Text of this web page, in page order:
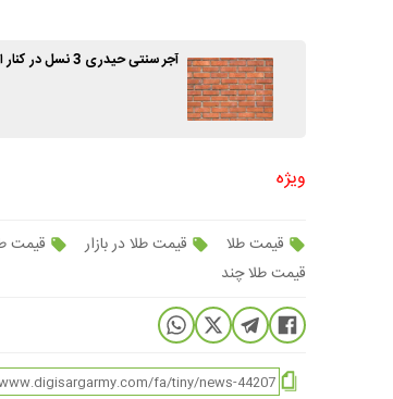
آجر سنتی حیدری 3 نسل در کنار ایرانیان
ویژه
قیمت طلا قیمت طلا در بازار قیمت
قیمت طلا چند